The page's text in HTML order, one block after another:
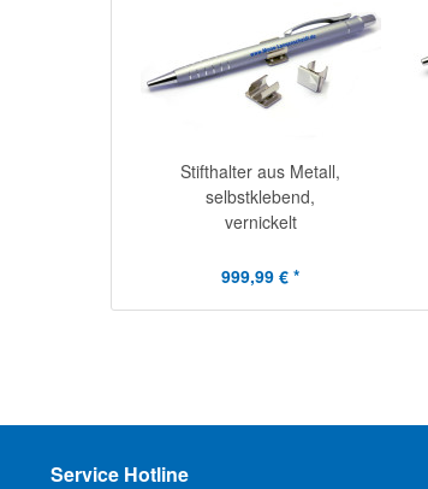
Stifthalter aus Metall,
selbstklebend,
vernickelt
999,99 € *
Service Hotline